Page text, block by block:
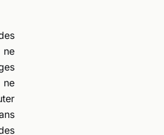
ne
ne